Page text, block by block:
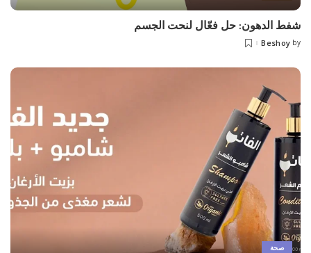
شفط الدهون: حل فعّال لنحت الجسم
Posted
by
Beshoy
صحة